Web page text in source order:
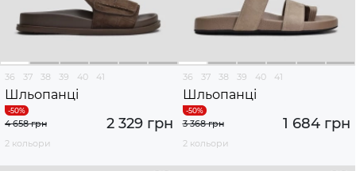
36 37 38 39 40 41
Шльопанці
2 329 грн
4 658 грн
2 кольори
36 37 38 39 40 41
Шльопанці
1 684 грн
3 368 грн
2 кольори